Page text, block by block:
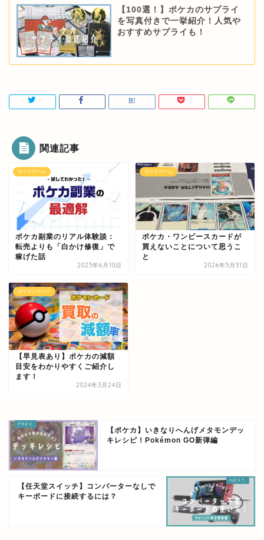
【100選！】ポケカのサプライ
を写真付きで一挙紹介！人気や
おすすめサプライも！
関連記事
カードゲーム
ポケカ副業のリアル体験談：
転売よりも「白かけ修復」で
稼げた話
2025年6月10日
カードゲーム
ポケカ・ワンピースカードが
買えないことについて思うこ
と
2026年5月31日
ポケモンカード
【早見表あり】ポケカの減額
目安をわかりやすくご紹介し
ます！
2024年3月24日
【ポケカ】いきなりへんげメタモンデッ
キレシピ！Pokémon GO新弾編
【任天堂スイッチ】コンバーターなしで
キーボードに接続するには？